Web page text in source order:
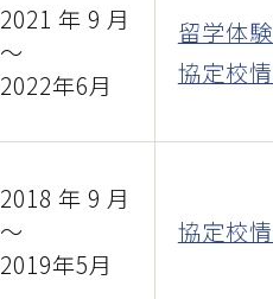
2021年9月
～
2022年6月
留学体
協定校
2018年9月
～
2019年5月
協定校